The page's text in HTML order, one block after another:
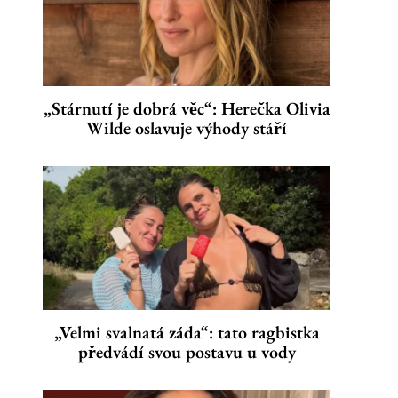
„Stárnutí je dobrá věc“: Herečka Olivia
Wilde oslavuje výhody stáří
„Velmi svalnatá záda“: tato ragbistka
předvádí svou postavu u vody